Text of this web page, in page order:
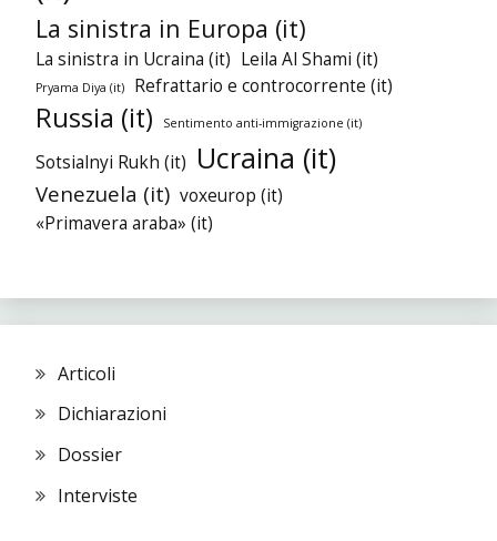
La sinistra in Europa (it)
La sinistra in Ucraina (it) Leila Al Shami (it)
Pryama Diya (it) Refrattario e controcorrente (it)
Russia (it) Sentimento anti-immigrazione (it)
Sotsialnyi Rukh (it) Ucraina (it)
Venezuela (it) voxeurop (it)
«Primavera araba» (it)
Articoli
Dichiarazioni
Dossier
Interviste